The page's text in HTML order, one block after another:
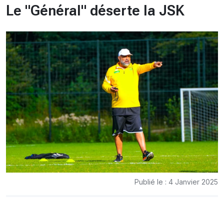
Le "Général" déserte la JSK
Publié le : 4 Janvier 2025